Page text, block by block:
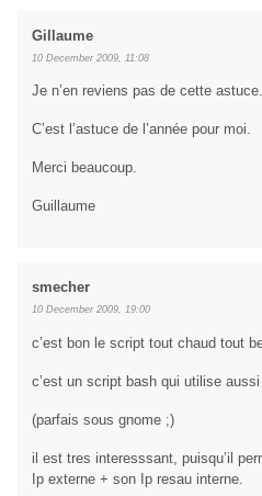
Gillaume
10 December 2009, 11:08
Je n’en reviens pas de cette astuce.
C’est l’astuce de l’année pour moi.
Merci beaucoup.
Guillaume
smecher
10 December 2009, 19:00
c’est bon le script tout chaud tout
c’est un script bash qui utilise aussi
(parfais sous gnome ;)
il est tres interesssant, puisqu’il
Ip externe + son Ip resau interne.